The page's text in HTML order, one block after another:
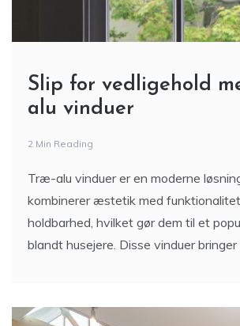
Slip for vedligehold
alu vinduer
2 Min Reading
Træ-alu vinduer er en moderne
kombinerer æstetik med
holdbarhed, hvilket gør dem til et
blandt husejere. Disse vinduer bringer